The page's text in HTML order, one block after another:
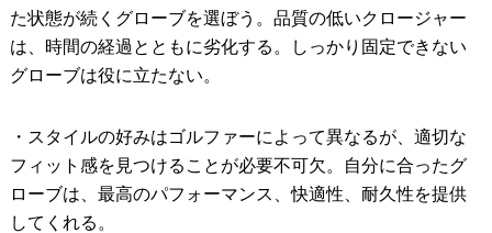
た状態が続くグローブを選ぼう。品質の低いクロージャー
は、時間の経過とともに劣化する。しっかり固定できない
グローブは役に立たない。
・スタイルの好みはゴルファーによって異なるが、適切な
フィット感を見つけることが必要不可欠。自分に合ったグ
ローブは、最高のパフォーマンス、快適性、耐久性を提供
してくれる。